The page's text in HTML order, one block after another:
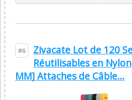
#6
Zivacate Lot de 120
Réutilisables en
MM] Attaches de Câble...